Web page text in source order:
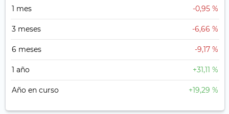
1 mes -0,95 %
3 meses -6,66 %
6 meses -9,17 %
1 año +31,11 %
Año en curso +19,29 %